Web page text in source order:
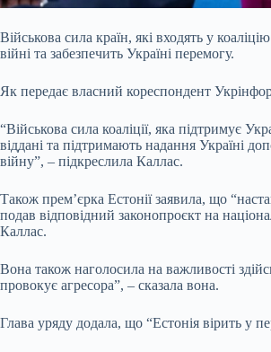
Військова сила країн, які входять у
війні та забезпечить Україні перемогу.
Як передає власний кореспондент
“Військова сила коаліції, яка підтримує
віддані та підтримають надання Україні
війну”, – підкреслила Каллас.
Також прем’єрка Естонії заявила, що
подав відповідний законопроєкт на
Каллас.
Вона також наголосила на важливості
провокує агресора”, – сказала вона.
Глава уряду додала, що “Естонія вірить у